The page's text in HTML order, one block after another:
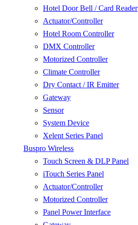
Hotel Door Bell / Card Reader
Actuator/Controller
Hotel Room Controller
DMX Controller
Motorized Controller
Climate Controller
Dry Contact / IR Emitter
Gateway
Sensor
System Device
Xelent Series Panel
Buspro Wireless
Touch Screen & DLP Panel
iTouch Series Panel
Actuator/Controller
Motorized Controller
Panel Power Interface